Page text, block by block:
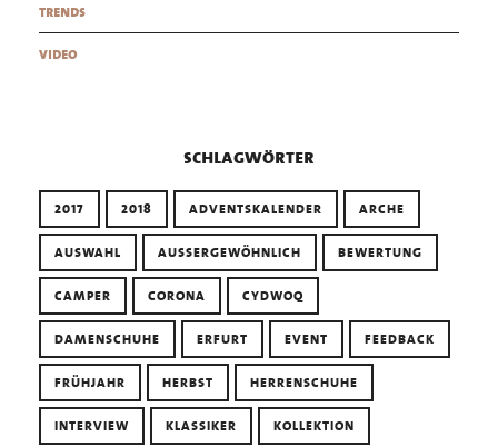
trends
video
schlagwörter
2017 2018 ADVENTSKALENDER ARCHE
AUSWAHL AUSSERGEWÖHNLICH BEWERTUNG
CAMPER CORONA CYDWOQ
DAMENSCHUHE ERFURT EVENT FEEDBACK
FRÜHJAHR HERBST HERRENSCHUHE
INTERVIEW KLASSIKER KOLLEKTION